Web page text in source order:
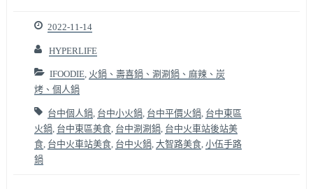
2022-11-14
HYPERLIFE
IFOODIE, 火鍋、壽喜鍋、涮涮鍋、麻辣、炭
烤、個人鍋
台中個人鍋, 台中小火鍋, 台中平價火鍋, 台中東區
火鍋, 台中東區美食, 台中涮涮鍋, 台中火車站後站美
食, 台中火車站美食, 台中火鍋, 大智路美食, 小伍手路
鍋